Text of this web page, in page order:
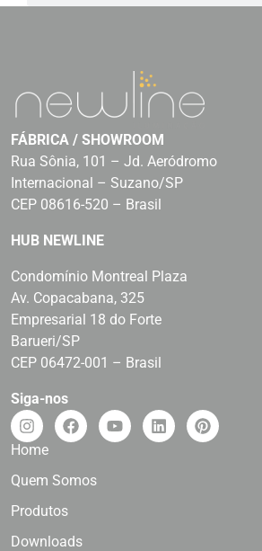
FÁBRICA / SHOWROOM
Rua Sônia, 101 – Jd. Aeródromo
Internacional – Suzano/SP
CEP 08616-520 – Brasil
HUB NEWLINE
Condomínio Montreal Plaza
Av. Copacabana, 325
Empresarial 18 do Forte
Barueri/SP
CEP 06472-001 – Brasil
Siga-nos
Home
Quem Somos
Produtos
Downloads